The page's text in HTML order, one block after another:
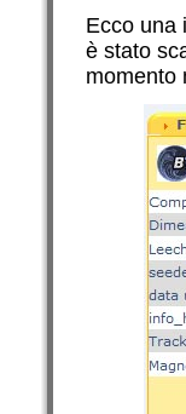
Ecco una
è stato
momento